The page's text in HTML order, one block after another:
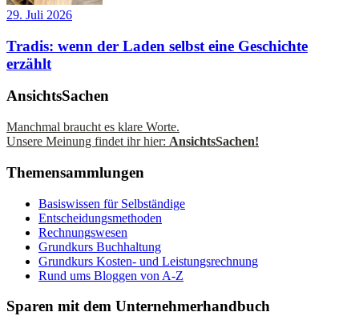
29. Juli 2026
Tradis: wenn der Laden selbst eine Geschichte
erzählt
AnsichtsSachen
Manchmal braucht es klare Worte.
Unsere Meinung findet ihr hier: AnsichtsSachen!
Themensammlungen
Basiswissen für Selbständige
Entscheidungsmethoden
Rechnungswesen
Grundkurs Buchhaltung
Grundkurs Kosten- und Leistungsrechnung
Rund ums Bloggen von A-Z
Sparen mit dem Unternehmerhandbuch